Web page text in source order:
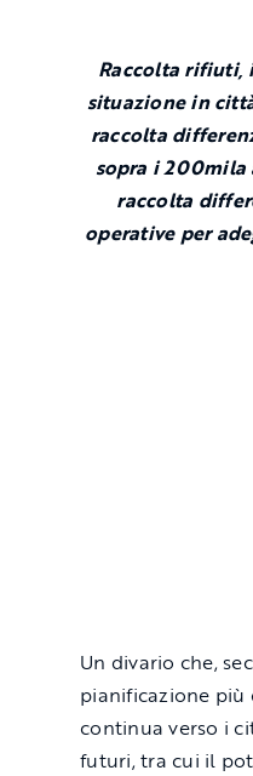
Raccolta rifiuti,
situazione in
raccolta
sopra i 200mila
raccolta
operative per
Un divario che,
pianificazione più
continua verso i
futuri, tra cui il